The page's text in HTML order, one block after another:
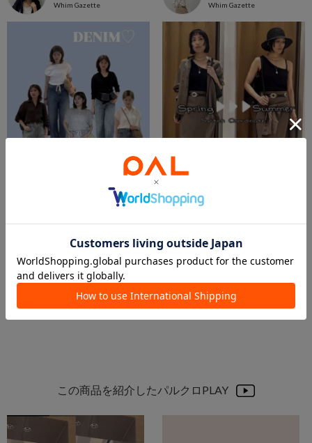
Whim Gazette
Whim Gazette
DENIMまとめ💙
Whim Gazette
Spring▶︎▶︎▶︎Summer Switch Coordinate
小高
丸の内店
Whim Gazette
この商品を紹介したパルクロPLAY